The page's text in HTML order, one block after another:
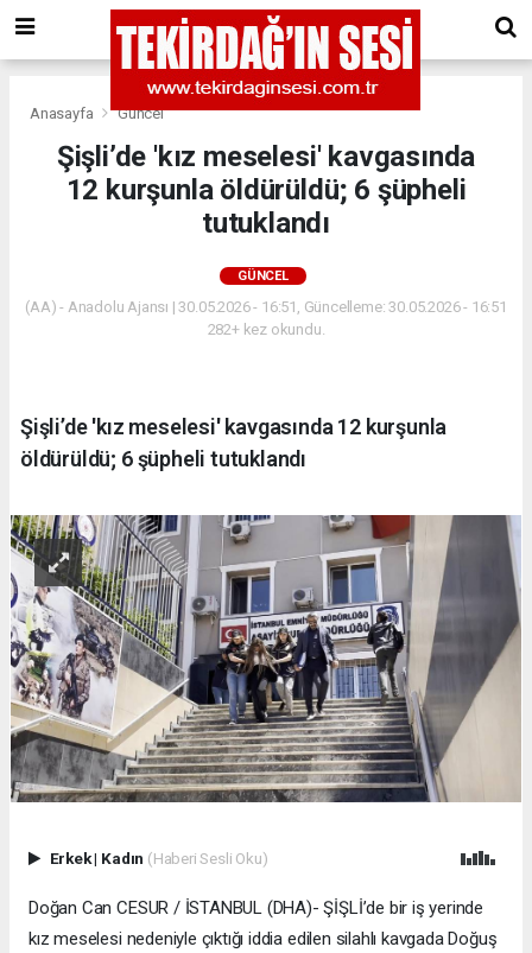
Anasayfa Güncel
Şişli’de 'kız meselesi' kavgasında
12 kurşunla öldürüldü; 6 şüpheli
tutuklandı
GÜNCEL
(AA) - Anadolu Ajansı | 30.05.2026 - 16:51, Güncelleme: 30.05.2026 - 16:51
282+ kez okundu.
Şişli’de 'kız meselesi' kavgasında 12 kurşunla
öldürüldü; 6 şüpheli tutuklandı
Erkek| Kadın (Haberi Sesli Oku)
Doğan Can CESUR / İSTANBUL (DHA)- ŞİŞLİ’de bir iş yerinde
kız meselesi nedeniyle çıktığı iddia edilen silahlı kavgada Doğuş